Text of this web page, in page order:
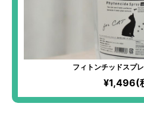
フィトンチッドスプ
¥1,496(